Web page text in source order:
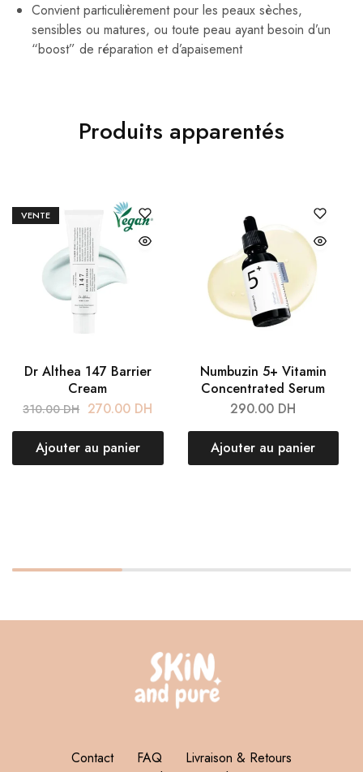
Convient particulièrement pour les peaux sèches,
sensibles ou matures, ou toute peau ayant besoin d’un
“boost” de réparation et d’apaisement
Produits apparentés
VENTE
Dr Althea 147 Barrier
Cream
310.00DH 270.00 DH
Ajouter au panier
Numbuzin 5+ Vitamin
Concentrated Serum
290.00 DH
Ajouter au panier
Contact FAQ
Livraison & Retours